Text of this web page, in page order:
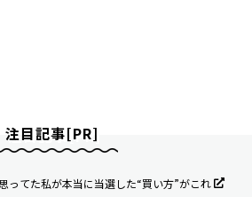
注目記事[PR]
ってた私が本当に当選した“買い方”がこれ